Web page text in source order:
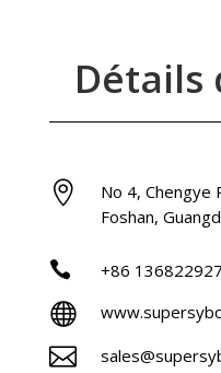
Détails

No 4, Chengye
Foshan,
 +86

